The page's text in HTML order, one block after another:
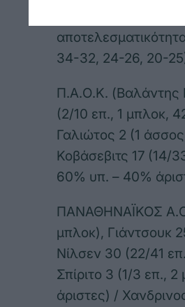
34-32, 24-26, 20-25)
Π.Α.Ο.Κ. (Βαλάντης
(2/10 επ., 1 μπλοκ,
Γαλιώτος 2 (1
Κοβάσεβιτς 17 (14/
60% υπ. – 40%
ΠΑΝΑΘΗΝΑΪΚΟΣ Α.Ο.
μπλοκ), Γιάντσουκ
Νίλσεν 30 (22/41
Σπίριτο 3 (1/3 επ.,
άριστες) /